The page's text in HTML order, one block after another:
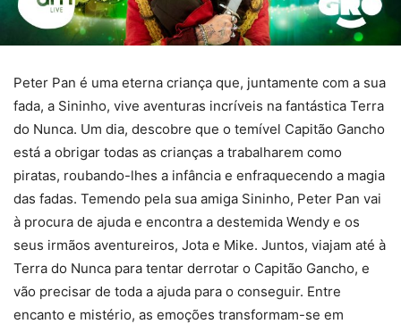
Peter Pan é uma eterna criança que, juntamente com a sua
fada, a Sininho, vive aventuras incríveis na fantástica Terra
do Nunca. Um dia, descobre que o temível Capitão Gancho
está a obrigar todas as crianças a trabalharem como
piratas, roubando-lhes a infância e enfraquecendo a magia
das fadas. Temendo pela sua amiga Sininho, Peter Pan vai
à procura de ajuda e encontra a destemida Wendy e os
seus irmãos aventureiros, Jota e Mike. Juntos, viajam até à
Terra do Nunca para tentar derrotar o Capitão Gancho, e
vão precisar de toda a ajuda para o conseguir. Entre
encanto e mistério, as emoções transformam-se em